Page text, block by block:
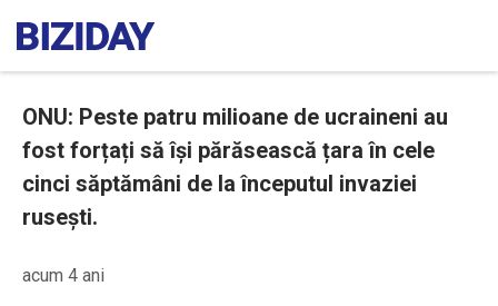
ONU: Peste patru milioane de ucraineni au
fost forțați să își părăsească țara în cele
cinci săptămâni de la începutul invaziei
rusești.
acum 4 ani